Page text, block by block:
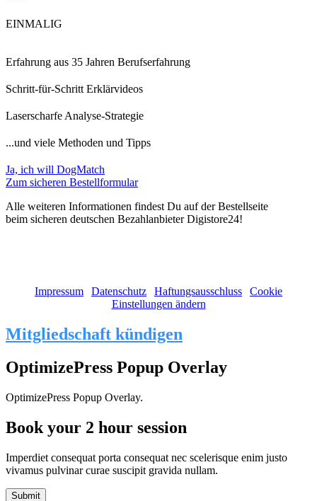
EINMALIG
Erfahrung aus 35 Jahren Berufserfahrung
Schritt-für-Schritt Erklärvideos
Laserscharfe Analyse-Strategie
...und viele Methoden und Tipps
Ja, ich will DogMatch
Zum sicheren Bestellformular
Alle weiteren Informationen findest Du auf der Bestellseite
beim sicheren deutschen Bezahlanbieter Digistore24!
Impressum
Datenschutz Haftungsausschluss
Cookie
Einstellungen ändern
Mitgliedschaft kündigen
OptimizePress Popup Overlay
OptimizePress Popup Overlay.
Book your 2 hour session
Imperdiet consequat porta consequat nec scelerisque enim justo
vivamus pulvinar curae suscipit gravida nullam.